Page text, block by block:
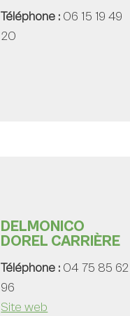
Téléphone : 06 15 19 49
20
DELMONICO
DOREL CARRIÈRE
Téléphone : 04 75 85 62
96
Site web